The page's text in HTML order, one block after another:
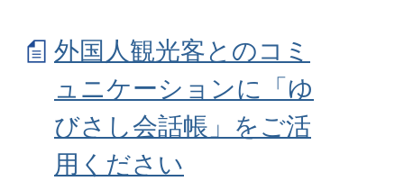
外国人観光客とのコミ
ュニケーションに「ゆ
びさし会話帳」をご活
用ください